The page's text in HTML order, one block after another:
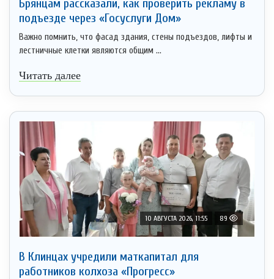
Брянцам рассказали, как проверить рекламу в
подъезде через «Госуслуги Дом»
Важно помнить, что фасад здания, стены подъездов, лифты и
лестничные клетки являются общим ...
Читать далее
10 АВГУСТА 2026, 11:55 89
В Клинцах учредили маткапитал для
работников колхоза «Прогресс»